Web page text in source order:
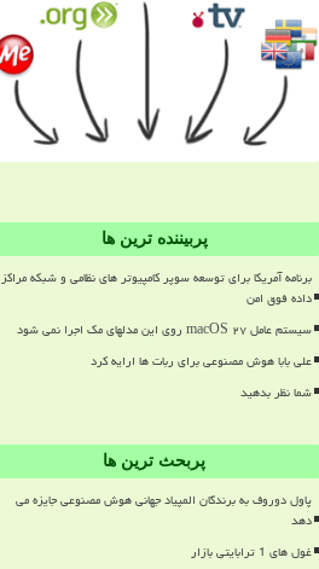
پربیننده ترین ها
برنامه آمریکا برای توسعه سوپر کامپیوتر های نظامی و شبکه مراکز
داده فوق امن
سیستم عامل macOS ۲۷ روی این مدلهای مک اجرا نمی شود
علی بابا هوش مصنوعی برای ربات ها ارایه کرد
شما نظر بدهید
پربحث ترین ها
پاول دوروف به برندگان المپیاد جهانی هوش مصنوعی جایزه می
دهد
غول های 1 ترابایتی بازار